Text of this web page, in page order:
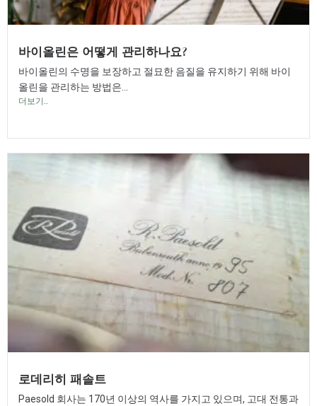
바이올린은 어떻게 관리하나요?
바이올린의 수명을 보장하고 절묘한 음질을 유지하기 위해 바이
올린을 관리하는 방법은...
더보기..
로데리히 패솔트
Paesold 회사는 170년 이상의 역사를 가지고 있으며, 고대 전통과